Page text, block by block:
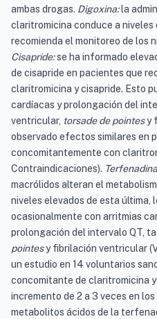
ambas drogas. Digoxina:la
claritromicina conduce a niveles
recomienda el monitoreo de los
Cisapride:se ha informado
de cisapride en pacientes que
claritromicina y cisapride. Esto
cardíacas y prolongación del
ventricular, torsade de pointesy
observado efectos similares en
concomitantemente con
Contraindicaciones).
macrólidos alteran el
niveles elevados de esta última,
ocasionalmente con arritmias
prolongación del intervalo QT,
pointesy fibrilación ventricular
un estudio en 14 voluntarios
concomitante de claritromicina
incremento de 2 a 3 veces en
metabolitos ácidos de la